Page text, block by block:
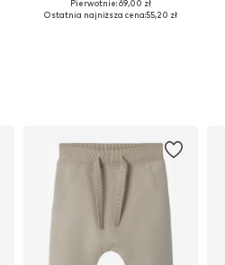
Dostępne w różnych rozmiarach
Pierwotnie: 69,00 zł
Ostatnia najniższa cena:55,20 zł